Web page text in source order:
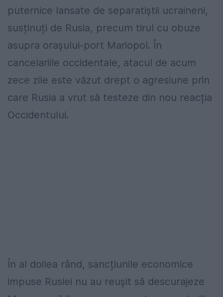
puternice lansate de separatiștii ucraineni,
susținuți de Rusia, precum tirul cu obuze
asupra orașului-port Mariopol. În
cancelariile occidentale, atacul de acum
zece zile este văzut drept o agresiune prin
care Rusia a vrut să testeze din nou reacția
Occidentului.
În al doilea rând, sancțiunile economice
impuse Rusiei nu au reușit să descurajeze